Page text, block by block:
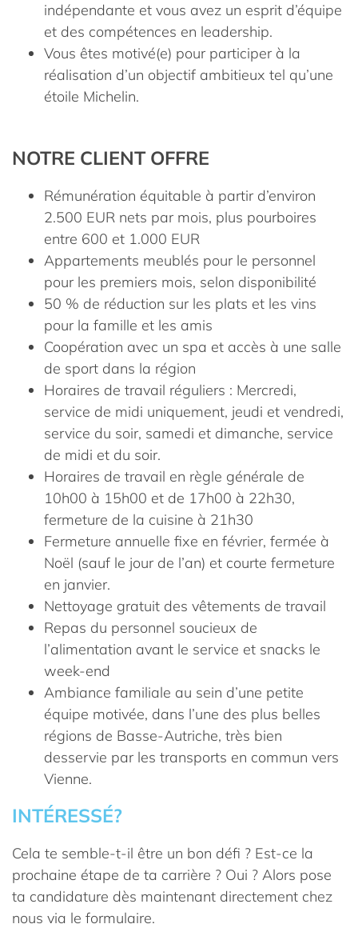
indépendante et vous avez un esprit d’équipe
et des compétences en leadership.
Vous êtes motivé(e) pour participer à la
réalisation d’un objectif ambitieux tel qu’une
étoile Michelin.
NOTRE CLIENT OFFRE
Rémunération équitable à partir d’environ
2.500 EUR nets par mois, plus pourboires
entre 600 et 1.000 EUR
Appartements meublés pour le personnel
pour les premiers mois, selon disponibilité
50 % de réduction sur les plats et les vins
pour la famille et les amis
Coopération avec un spa et accès à une salle
de sport dans la région
Horaires de travail réguliers : Mercredi,
service de midi uniquement, jeudi et vendredi,
service du soir, samedi et dimanche, service
de midi et du soir.
Horaires de travail en règle générale de
10h00 à 15h00 et de 17h00 à 22h30,
fermeture de la cuisine à 21h30
Fermeture annuelle fixe en février, fermée à
Noël (sauf le jour de l’an) et courte fermeture
en janvier.
Nettoyage gratuit des vêtements de travail
Repas du personnel soucieux de
l’alimentation avant le service et snacks le
week-end
Ambiance familiale au sein d’une petite
équipe motivée, dans l’une des plus belles
régions de Basse-Autriche, très bien
desservie par les transports en commun vers
Vienne.
INTÉRESSÉ?
Cela te semble-t-il être un bon défi ? Est-ce la
prochaine étape de ta carrière ? Oui ? Alors pose
ta candidature dès maintenant directement chez
nous via le formulaire.